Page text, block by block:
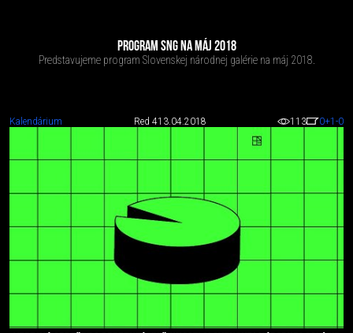
PROGRAM SNG NA MÁJ 2018
Predstavujeme program Slovenskej národnej galérie na máj 2018.
Kalendárium Red 413.04.2018 113 0+1 -0